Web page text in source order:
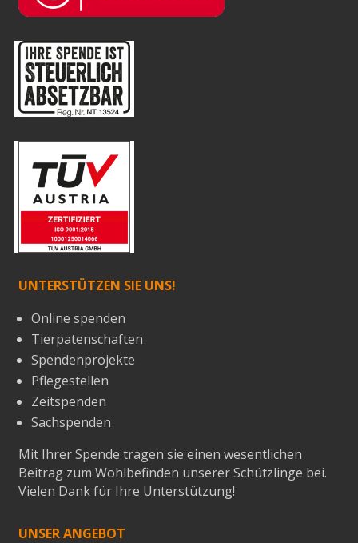
UNTERSTÜTZEN SIE UNS!
Online spenden
Tierpatenschaften
Spendenprojekte
Pflegestellen
Zeitspenden
Sachspenden
Mit Ihrer Spende tragen sie einen wesentlichen
Beitrag zum Wohlbefinden unserer Schützlinge bei.
Vielen Dank für Ihre Unterstützung!
UNSER ANGEBOT